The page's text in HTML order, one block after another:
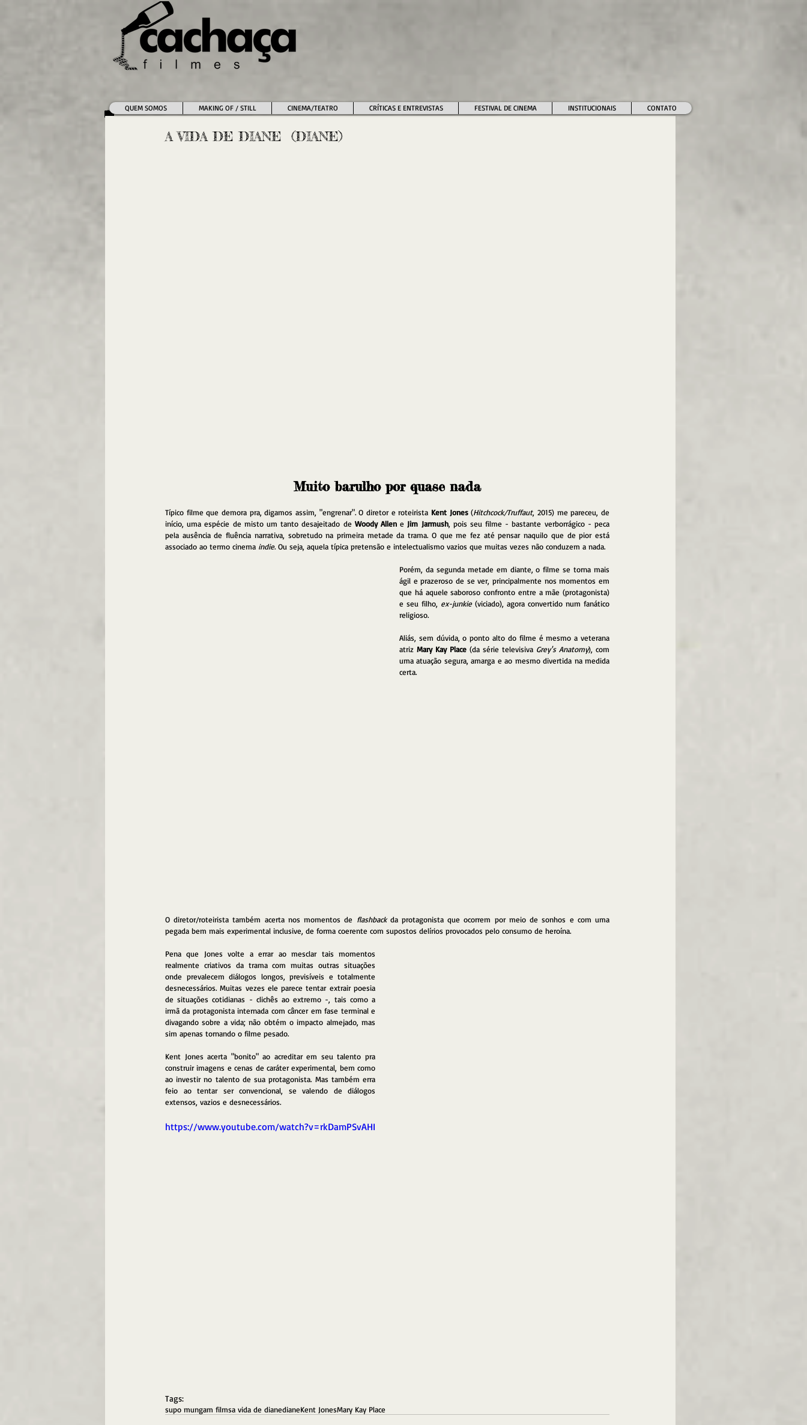
QUEM SOMOS MAKING OF / STILL CINEMA/TEATRO CRÍTICAS E ENTREVISTAS FESTIVAL DE CINEMA INSTITUCIONAIS CONTATO
A VIDA DE DIANE (DIANE)
Muito barulho por quase nada
Típico filme que demora pra, digamos assim, "engrenar". O diretor e roteirista Kent Jones (Hitchcock/Truffaut, 2015) me pareceu, de
início, uma espécie de misto um tanto desajeitado de Woody Allen e Jim Jarmush, pois seu filme - bastante verborrágico - peca
pela ausência de fluência narrativa, sobretudo na primeira metade da trama. O que me fez até pensar naquilo que de pior está
associado ao termo cinema indie. Ou seja, aquela típica pretensão e intelectualismo vazios que muitas vezes não conduzem a nada.
Porém, da segunda metade em diante, o filme se torna mais
ágil e prazeroso de se ver, principalmente nos momentos em
que há aquele saboroso confronto entre a mãe (protagonista)
e seu filho, ex-junkie (viciado), agora convertido num fanático
religioso.
Aliás, sem dúvida, o ponto alto do filme é mesmo a veterana
atriz Mary Kay Place (da série televisiva Grey's Anatomy), com
uma atuação segura, amarga e ao mesmo divertida na medida
certa.
O diretor/roteirista também acerta nos momentos de flashback da protagonista que ocorrem por meio de sonhos e com uma
pegada bem mais experimental inclusive, de forma coerente com supostos delírios provocados pelo consumo de heroína.
Pena que Jones volte a errar ao mesclar tais momentos
realmente criativos da trama com muitas outras situações
onde prevalecem diálogos longos, previsíveis e totalmente
desnecessários. Muitas vezes ele parece tentar extrair poesia
de situações cotidianas - clichês ao extremo -, tais como a
irmã da protagonista internada com câncer em fase terminal e
divagando sobre a vida; não obtém o impacto almejado, mas
sim apenas tornando o filme pesado.
Kent Jones acerta "bonito" ao acreditar em seu talento pra
construir imagens e cenas de caráter experimental, bem como
ao investir no talento de sua protagonista. Mas também erra
feio ao tentar ser convencional, se valendo de diálogos
extensos, vazios e desnecessários.
https://www.youtube.com/watch?v=rkDamPSvAHI
Tags:
supo mungam filmsa vida de dianedianeKent JonesMary Kay Place